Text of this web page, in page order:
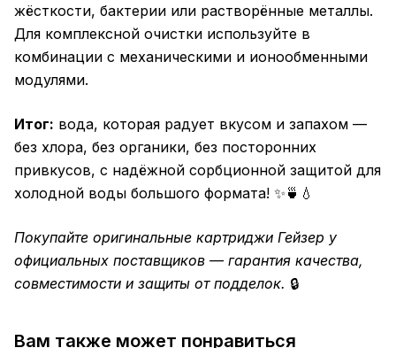
жёсткости, бактерии или растворённые металлы.
Для комплексной очистки используйте в
комбинации с механическими и ионообменными
модулями.
Итог: вода, которая радует вкусом и запахом —
без хлора, без органики, без посторонних
привкусов, с надёжной сорбционной защитой для
холодной воды большого формата! ✨🍵💧
Покупайте оригинальные картриджи Гейзер у
официальных поставщиков — гарантия качества,
совместимости и защиты от подделок. 🔒
Вам также может понравиться